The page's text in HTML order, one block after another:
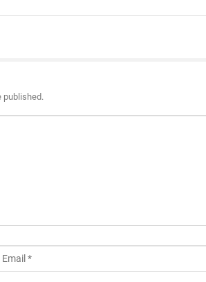
published.